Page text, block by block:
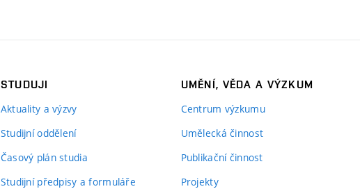
STUDUJI
Aktuality a výzvy
Studijní oddělení
Časový plán studia
Studijní předpisy a formuláře
UMĚNÍ, VĚDA A VÝZKUM
Centrum výzkumu
Umělecká činnost
Publikační činnost
Projekty